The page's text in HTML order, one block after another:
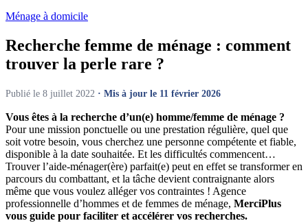
Ménage à domicile
Recherche femme de ménage : comment
trouver la perle rare ?
Publié le 8 juillet 2022 · Mis à jour le 11 février 2026
Vous êtes à la recherche d’un(e) homme/femme de ménage ?
Pour une mission ponctuelle ou une prestation régulière, quel que
soit votre besoin, vous cherchez une personne compétente et fiable,
disponible à la date souhaitée. Et les difficultés commencent…
Trouver l’aide-ménager(ère) parfait(e) peut en effet se transformer en
parcours du combattant, et la tâche devient contraignante alors
même que vous voulez alléger vos contraintes ! Agence
professionnelle d’hommes et de femmes de ménage, MerciPlus
vous guide pour faciliter et accélérer vos recherches.